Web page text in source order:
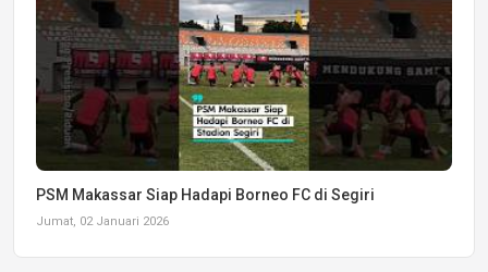
PSM Makassar Siap Hadapi Borneo FC di Segiri
Jumat, 02 Januari 2026